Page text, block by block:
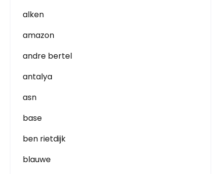
alken
amazon
andre bertel
antalya
asn
base
ben rietdijk
blauwe